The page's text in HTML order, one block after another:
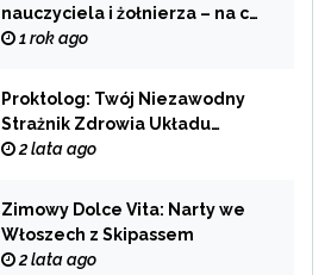
nauczyciela i żołnierza – na co
zwrócić uwagę przy wyborze
1 rok ago
Proktolog: Twój Niezawodny
Strażnik Zdrowia Układu
Pokarmowego
2 lata ago
Zimowy Dolce Vita: Narty we
Włoszech z Skipassem
2 lata ago